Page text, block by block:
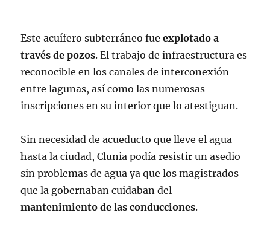
Este acuífero subterráneo fueexplotado a
través de pozos. El trabajo de infraestructura es
reconocible en los canales de interconexión
entre lagunas, así como las numerosas
inscripciones en su interior que lo atestiguan.
Sin necesidad de acueducto que lleve el agua
hasta la ciudad, Clunia podía resistir un asedio
sin problemas de agua ya que los magistrados
que la gobernaban cuidaban del
mantenimiento de las conducciones.